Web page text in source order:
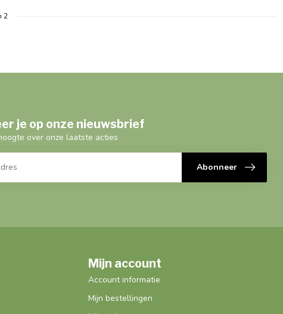
2
je op onze nieuwsbrief
over onze laatste acties
Abonneer
Mijn account
Account informatie
Mijn bestellingen